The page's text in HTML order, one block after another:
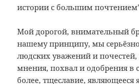
истории с большим
Мой дорогой, внимательный
нашему принципу, мы
людских уважений и
мнения, похвал и одобрения в
более, тщеславие, являющееся